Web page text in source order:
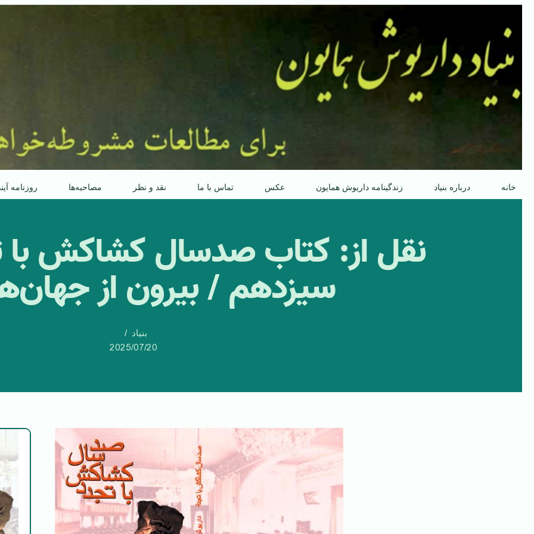
پرش
محتوا
خانه درباره بنیاد زندگینامه داریوش همایون عکس تماس با ما نقد و نظر مصاحبه‌ها روزنامه
نقل از: کتاب صدسال کشاکش
سیزدهم / بیرون از
بنیاد
2025/07/20